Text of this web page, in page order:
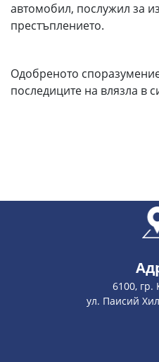
автомобил, послужил за
престъплението.
Одобреното
последиците на влязла в
6100, гр.
ул. Паисий